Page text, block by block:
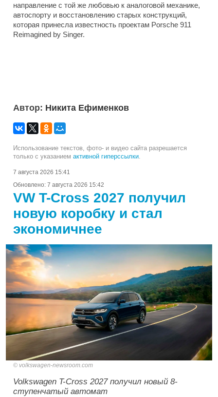
направление с той же любовью к аналоговой механике,
автоспорту и восстановлению старых конструкций,
которая принесла известность проектам Porsche 911
Reimagined by Singer.
Автор: Никита Ефименков
Использование текстов, фото- и видео сайта разрешается
только с указанием активной гиперссылки
7 августа 2026 15:41
Обновлено: 7 августа 2026 15:42
VW T-Cross 2027 получил
новую коробку и стал
экономичнее
volkswagen-newsroom.com
Volkswagen T-Cross 2027 получил новый 8-
ступенчатый автомат